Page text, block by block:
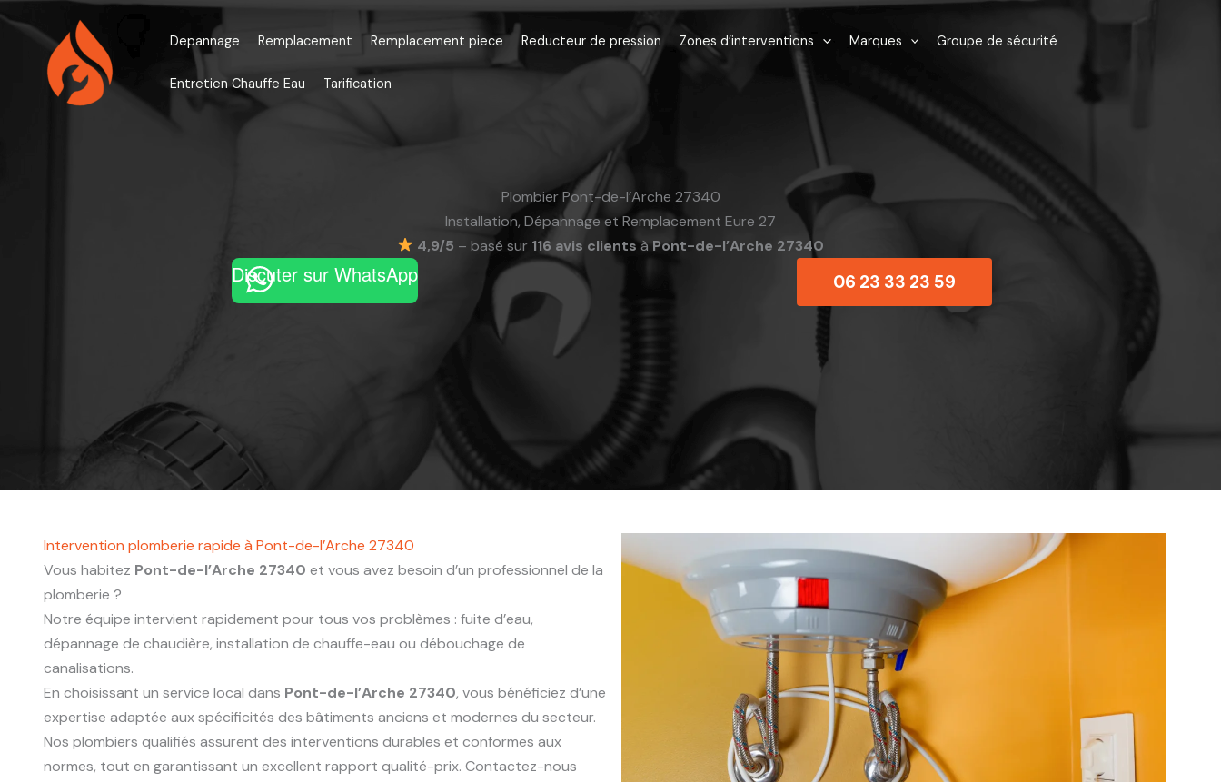
Aller
contenu
Depannage Remplacement Remplacement piece Reducteur de pression Zones d’interventions Marques Groupe de sécurité
Entretien Chauffe Eau Tarification
Plombier Pont-de-l’Arche 27340
Installation, Dépannage et Remplacement Eure 27
4,9/5 – basé sur 116 avis clientsàPont-de-l’Arche 27340
Discuter sur WhatsApp 06 23 33 23 59
Intervention plomberie rapide à Pont-de-l’Arche 27340
Vous habitez Pont-de-l’Arche 27340 et vous avez besoin d’un professionnel de la
plomberie ?
Notre équipe intervient rapidement pour tous vos problèmes : fuite d’eau,
dépannage de chaudière, installation de chauffe-eau ou débouchage de
canalisations.
En choisissant un service local dans Pont-de-l’Arche 27340, vous bénéficiez d’une
expertise adaptée aux spécificités des bâtiments anciens et modernes du secteur.
Nos plombiers qualifiés assurent des interventions durables et conformes aux
normes, tout en garantissant un excellent rapport qualité-prix. Contactez-nous